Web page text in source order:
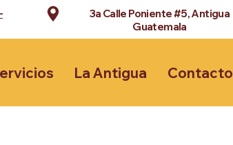
3a Calle Poniente #5, Antigua
Guatemala
La Antigua Contacto